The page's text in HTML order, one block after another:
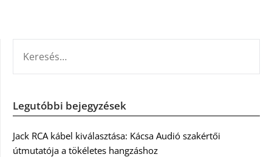
Legutóbbi bejegyzések
Jack RCA kábel kiválasztása: Kácsa Audió szakértői
útmutatója a tökéletes hangzáshoz